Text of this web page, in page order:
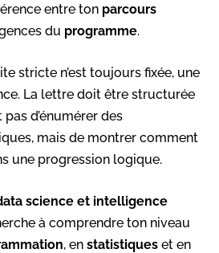
entre ton parcours
du programme.
stricte n’est toujours fixée, une
La lettre doit être structurée
pas d’énumérer des
mais de montrer comment
une progression logique.
science et intelligence
à comprendre ton niveau
, en statistiques et en